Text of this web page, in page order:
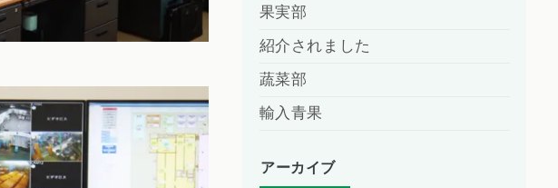
果実部
紹介されました
蔬菜部
輸入青果
アーカイブ